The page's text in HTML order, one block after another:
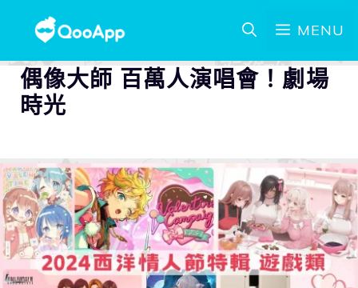
MENU
偶像大師 百萬人演唱會！劇場
時光